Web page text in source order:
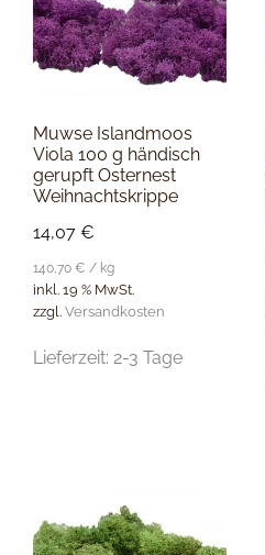
Muwse Islandmoos
Viola 100 g händisch
gerupft Osternest
Weihnachtskrippe
14,07 €
140,70 € / kg
inkl. 19 % MwSt.
zzgl. Versandkosten
Lieferzeit: 2-3 Tage